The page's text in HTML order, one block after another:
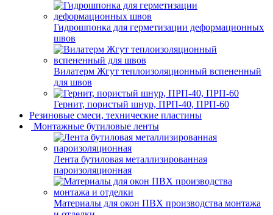
Гидрошпонка для герметизации деформационных
швов
Вилатерм Жгут теплоизоляционный вспененный
для швов
Гернит, пористый шнур, ПРП-40, ПРП-60
Резиновые смеси, технические пластины
Монтажные бутиловые ленты
Лента бутиловая металлизированная
пароизоляционная
Материалы для окон ПВХ производства монтажа